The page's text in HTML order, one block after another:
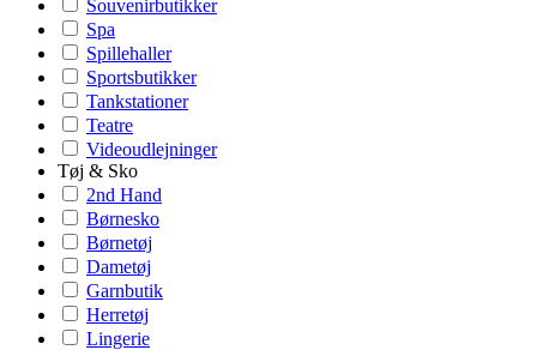
Souvenirbutikker
Spa
Spillehaller
Sportsbutikker
Tankstationer
Teatre
Videoudlejninger
Tøj & Sko
2nd Hand
Børnesko
Børnetøj
Dametøj
Garnbutik
Herretøj
Lingerie